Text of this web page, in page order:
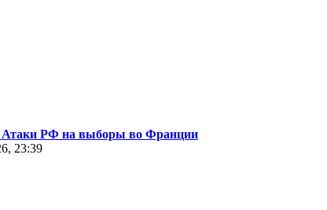
Атаки РФ на выборы во Франции
23:39